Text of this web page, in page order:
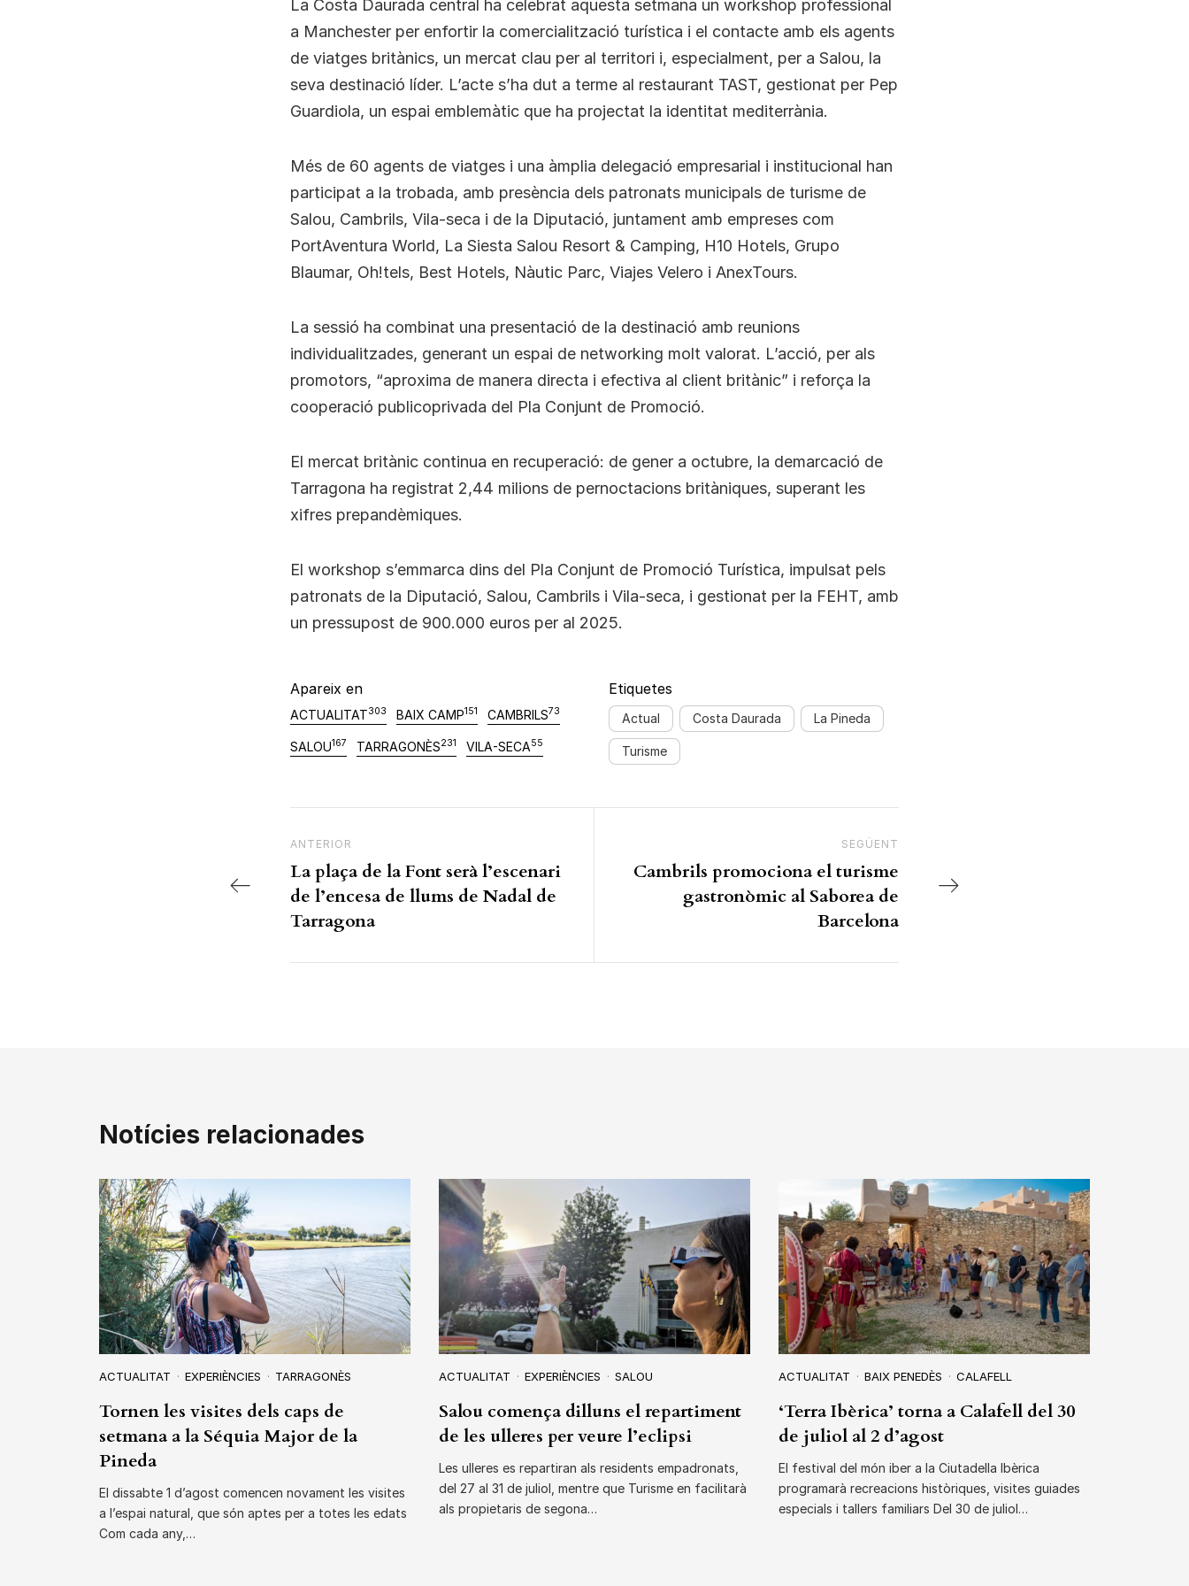
La Costa Daurada central ha celebrat aquesta setmana un workshop professional
a Manchester per enfortir la comercialització turística i el contacte amb els agents
de viatges britànics, un mercat clau per al territori i, especialment, per a Salou, la
seva destinació líder. L’acte s’ha dut a terme al restaurant TAST, gestionat per Pep
Guardiola, un espai emblemàtic que ha projectat la identitat mediterrània.
Més de 60 agents de viatges i una àmplia delegació empresarial i institucional han
participat a la trobada, amb presència dels patronats municipals de turisme de
Salou, Cambrils, Vila-seca i de la Diputació, juntament amb empreses com
PortAventura World, La Siesta Salou Resort & Camping, H10 Hotels, Grupo
Blaumar, Oh!tels, Best Hotels, Nàutic Parc, Viajes Velero i AnexTours.
La sessió ha combinat una presentació de la destinació amb reunions
individualitzades, generant un espai de networking molt valorat. L’acció, per als
promotors, “aproxima de manera directa i efectiva al client britànic” i reforça la
cooperació publicoprivada del Pla Conjunt de Promoció.
El mercat britànic continua en recuperació: de gener a octubre, la demarcació de
Tarragona ha registrat 2,44 milions de pernoctacions britàniques, superant les
xifres prepandèmiques.
El workshop s’emmarca dins del Pla Conjunt de Promoció Turística, impulsat pels
patronats de la Diputació, Salou, Cambrils i Vila-seca, i gestionat per la FEHT, amb
un pressupost de 900.000 euros per al 2025.
Apareix en
ACTUALITAT303 BAIX CAMP151 CAMBRILS73
SALOU167 TARRAGONÈS231 VILA-SECA55
Etiquetes
Actual Costa Daurada La Pineda
Turisme
Previous Post
ANTERIOR
La plaça de la Font serà l’escenari
de l’encesa de llums de Nadal de
Tarragona
SEGÜENT
Cambrils promociona el turisme
gastronòmic al Saborea de
Barcelona
Notícies relacionades
ACTUALITAT EXPERIÈNCIES TARRAGONÈS
Tornen les visites dels caps de
setmana a la Séquia Major de la
Pineda
El dissabte 1 d’agost comencen novament les visites
a l’espai natural, que són aptes per a totes les edats
Com cada any,…
ACTUALITAT EXPERIÈNCIES SALOU
Salou comença dilluns el repartiment
de les ulleres per veure l’eclipsi
Les ulleres es repartiran als residents empadronats,
del 27 al 31 de juliol, mentre que Turisme en facilitarà
als propietaris de segona…
ACTUALITAT BAIX PENEDÈS CALAFELL
‘Terra Ibèrica’ torna a Calafell del 30
de juliol al 2 d’agost
El festival del món iber a la Ciutadella Ibèrica
programarà recreacions històriques, visites guiades
especials i tallers familiars Del 30 de juliol…